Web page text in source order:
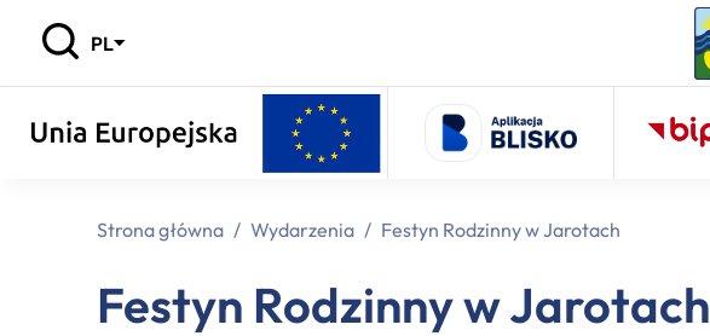
PL
Strona główna / Wydarzenia / Festyn Rodzinny w Jarotach
Festyn Rodzinny w Jarotach